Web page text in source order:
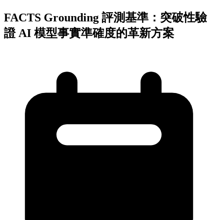
FACTS Grounding 評測基準：突破性驗
證 AI 模型事實準確度的革新方案